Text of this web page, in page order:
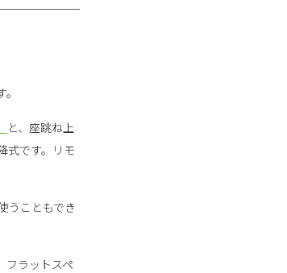
と、座跳ね上
式です。リモ
うこともでき
フラットスペ